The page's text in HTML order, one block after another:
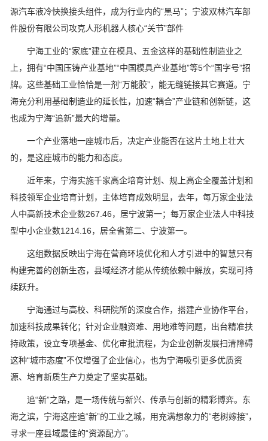
源汽车液冷快换接头组件，成为行业内的“黑马”；宁波双林汽车部
件股份有限公司攻克人形机器人核心“关节”部件
宁海工业的“家底”建立在模具、五金这样的基础性制造业之
上，拥有“中国压铸产业基地”“中国模具产业基地”等5个“国字号”招
牌。这些基础工业恰恰是一剂“万能胶”，能无缝链接其它赛道。宁
海充分利用基础制造业的延长性，加速“耦合”产业链和创新链，这
也成为宁海“追新”最大的增量。
一个产业落地一座城市后，决定产业能否在这片土地上壮大
的，是这座城市的能力和态度。
近年来，宁海实施千家高企培育计划、规上高企全覆盖计划和
科技领军企业培育计划，主体培育成效明显，去年，每万家企业法
人中高新技术企业数267.46，居宁波第一；每万家企业法人中科技
型中小企业数1214.16，居全省第二、宁波第一。
这组数据反映出宁海在营商环境优化和人才引进中的智慧只有
构建完善的创新生态，县域经济才能从传统依赖中解放，实现可持
续跃升。
宁海通过与高校、科研院所的深度合作，搭建产业协作平台，
加速科技成果转化；针对企业融资难、用地难等问题，出台精准扶
持政策，设立专项基金、优化审批流程，为企业创新发展扫清障碍
这种“城市态度”不仅增强了企业信心，也为宁海吸引更多优质资
源、培育新质生产力奠定了坚实基础。
追“新”之路，是一场传统与新兴、传承与创新的精彩博弈。东
海之滨，宁海这座追“新”的工业之城，用充满想象力的“老树嫁接”，
寻求一座县域最佳的“资源配方”。